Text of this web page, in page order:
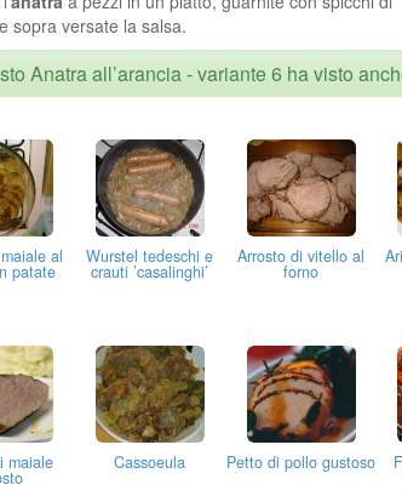
sopra versate la salsa.
Anatra all’arancia - variante 6 ha visto
al
patate
Wurstel tedeschi e
crauti ’casalinghi’
Arrosto di vitello al
forno
maiale Cassoeula Petto di pollo gustoso